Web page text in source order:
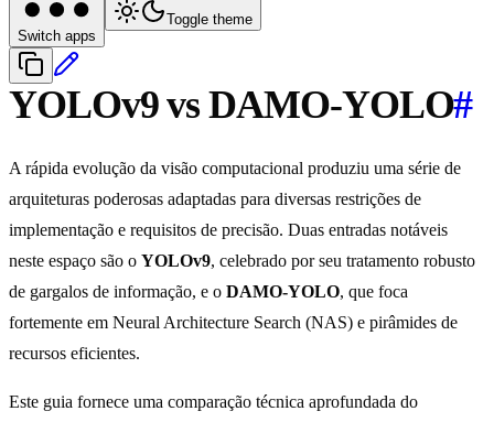
Switch apps
Toggle theme
YOLOv9 vs DAMO-YOLO#
A rápida evolução da visão computacional produziu uma série de
arquiteturas poderosas adaptadas para diversas restrições de
implementação e requisitos de precisão. Duas entradas notáveis
neste espaço são o YOLOv9, celebrado por seu tratamento robusto
de gargalos de informação, e o DAMO-YOLO, que foca
fortemente em Neural Architecture Search (NAS) e pirâmides de
recursos eficientes.
Este guia fornece uma comparação técnica aprofundada do